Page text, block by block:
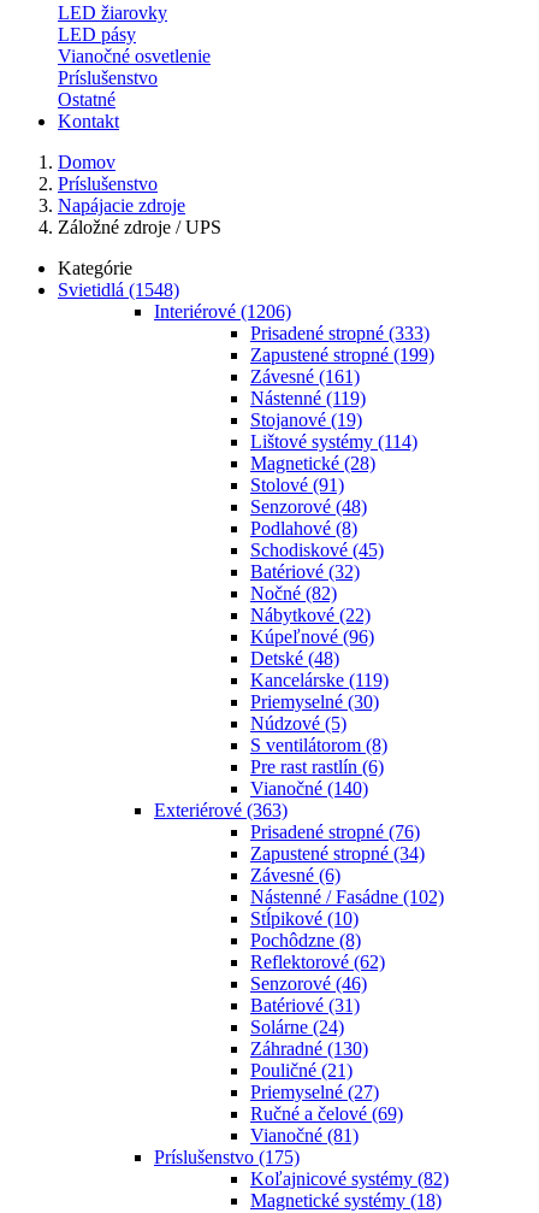
LED žiarovky
LED pásy
Vianočné osvetlenie
Príslušenstvo
Ostatné
Kontakt
Domov
Príslušenstvo
Napájacie zdroje
Záložné zdroje / UPS
Kategórie
Svietidlá (1548)
Interiérové (1206)
Prisadené stropné (333)
Zapustené stropné (199)
Závesné (161)
Nástenné (119)
Stojanové (19)
Lištové systémy (114)
Magnetické (28)
Stolové (91)
Senzorové (48)
Podlahové (8)
Schodiskové (45)
Batériové (32)
Nočné (82)
Nábytkové (22)
Kúpeľnové (96)
Detské (48)
Kancelárske (119)
Priemyselné (30)
Núdzové (5)
S ventilátorom (8)
Pre rast rastlín (6)
Vianočné (140)
Exteriérové (363)
Prisadené stropné (76)
Zapustené stropné (34)
Závesné (6)
Nástenné / Fasádne (102)
Stĺpikové (10)
Pochôdzne (8)
Reflektorové (62)
Senzorové (46)
Batériové (31)
Solárne (24)
Záhradné (130)
Pouličné (21)
Priemyselné (27)
Ručné a čelové (69)
Vianočné (81)
Príslušenstvo (175)
Koľajnicové systémy (82)
Magnetické systémy (18)